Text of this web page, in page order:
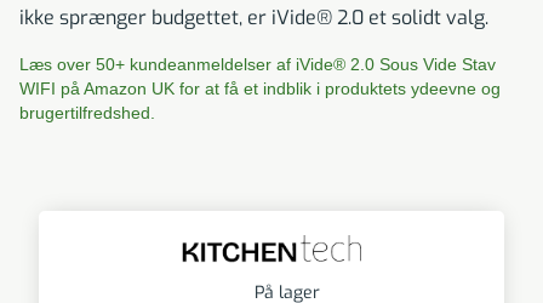
ikke sprænger budgettet, er iVide® 2.0 et solidt valg.
Læs over 50+ kundeanmeldelser af iVide® 2.0 Sous Vide Stav
WIFI på Amazon UK for at få et indblik i produktets ydeevne og
brugertilfredshed.
På lager